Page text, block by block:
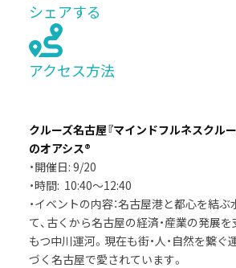
シェアする
アクセス方法
クルーズ名古屋『マインドフルネスクル
のオアシス®
・開催日: 9/20
・時間: 10:40～12:40
・イベントの内容：名古屋港と都心を結
て、古くから名古屋の経済・産業の発展
もつ中川運河。現在も街・人・自然を繋
づく名古屋で愛されています。